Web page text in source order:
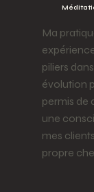
Ma
piliers
évolution
permis de
une
mes
propre